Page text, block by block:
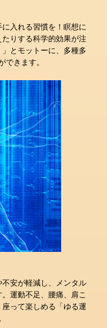
入れる習慣を！瞑想に
りする科学的効果が注
とモットーに、多種多
できます。
安が軽減し、メンタル
運動不足、腰痛、肩こ
って楽しめる「ゆる運